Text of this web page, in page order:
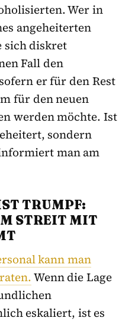
Wer in
angeheiterten
sich diskret
Fall den
er für den Rest
für den neuen
werden möchte. Ist
sondern
man am
TRUMPF:
STREIT MIT
kann man
Wenn die Lage
eskaliert, ist es